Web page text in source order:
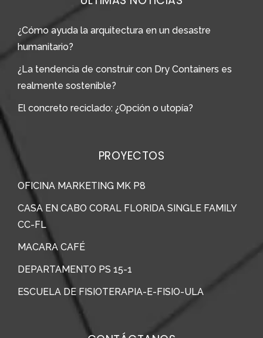
¿Cómo ayuda la arquitectura en un desastre
humanitario?
¿La tendencia de construir con Dry Containers es
realmente sostenible?
El concreto reciclado: ¿Opción o utopía?
PROYECTOS
OFICINA MARKETING MK P8
CASA EN CABO CORAL FLORIDA SINGLE FAMILY
CC-FL
MACARA CAFÉ
DEPARTAMENTO PS 15-1
ESCUELA DE FISIOTERAPIA-E-FISIO-ULA